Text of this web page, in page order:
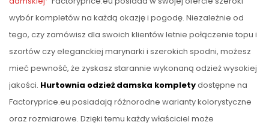
wybór kompletów na każdą okazję i pogodę. Niezależnie od
tego, czy zamówisz dla swoich klientów letnie połączenie topu i
szortów czy eleganckiej marynarki i szerokich spodni, możesz
mieć pewność, że zyskasz starannie wykonaną odzież wysokiej
jakości. Hurtownia odzież damska kompletydostępne na
Factoryprice.eu posiadają różnorodne warianty kolorystyczne
oraz rozmiarowe. Dzięki temu każdy właściciel może